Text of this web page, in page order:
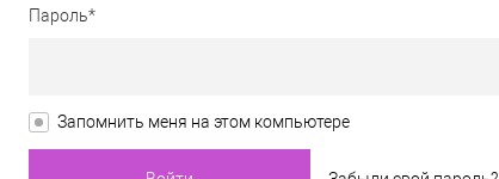
Пароль*
Запомнить меня на этом компьютере